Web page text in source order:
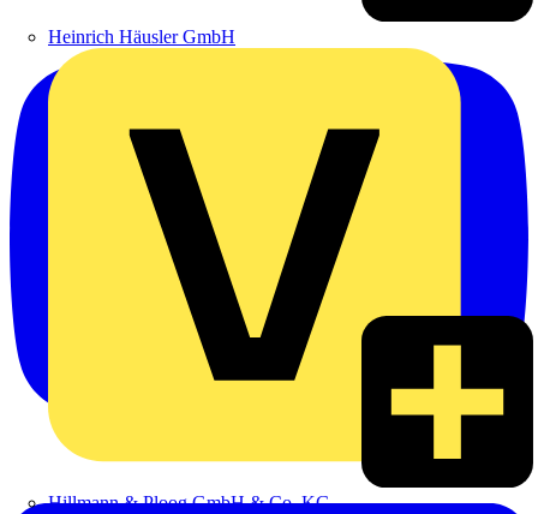
Heinrich Häusler GmbH
Hillmann & Ploog GmbH & Co. KG